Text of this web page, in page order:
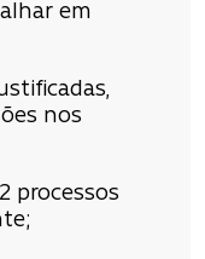
em
nos
processos